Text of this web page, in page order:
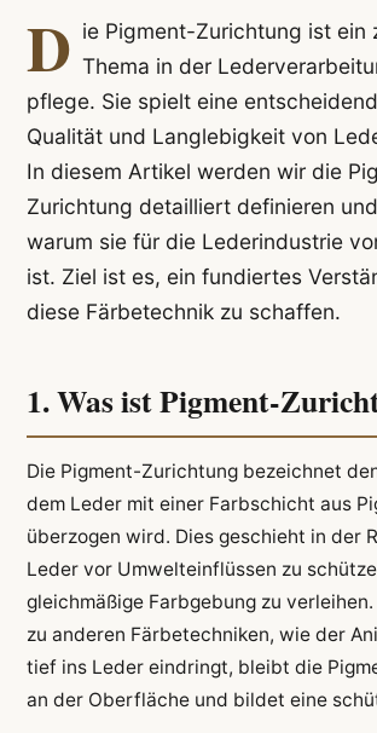
D ie Pigment-Zurichtung ist ein
Thema in der
pflege. Sie spielt eine
Qualität und Langlebigkeit von
In diesem Artikel werden wir die
Zurichtung detailliert definieren
warum sie für die Lederindustrie
ist. Ziel ist es, ein fundiertes
diese Färbetechnik zu schaffen.
1. Was ist Pigment-
Die Pigment-Zurichtung bezeichnet
dem Leder mit einer Farbschicht aus
überzogen wird. Dies geschieht in der
Leder vor Umwelteinflüssen zu
gleichmäßige Farbgebung zu
zu anderen Färbetechniken, wie der
tief ins Leder eindringt, bleibt die
an der Oberfläche und bildet eine